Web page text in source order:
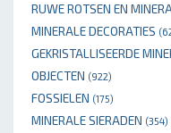
RUWE ROTSEN EN
MINERALE DECORATIES
GEKRISTALLISEERDE
OBJECTEN (922)
FOSSIELEN (175)
MINERALE SIERADEN (354)